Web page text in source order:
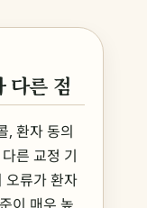
다른 점
, 환자 동의
른 교정 기
오류가 환자